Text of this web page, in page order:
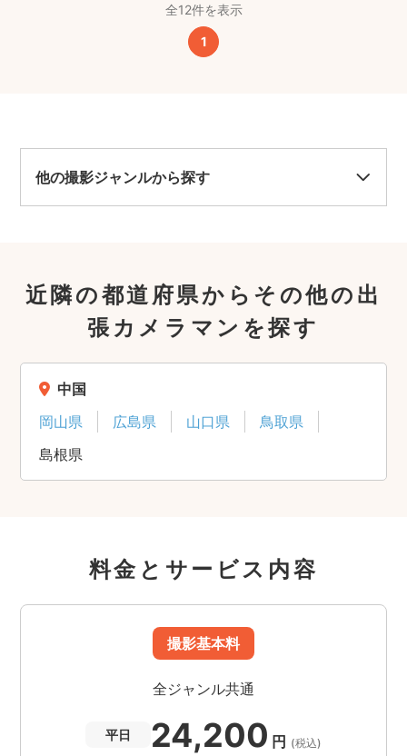
全12件を表示
1
他の撮影ジャンルから探す
近隣の都道府県からその他の出
張カメラマンを探す
中国
岡山県
広島県 山口県
鳥取県
島根県
料金とサービス内容
撮影基本料
全ジャンル共通
平日 24,200 円 (税込)